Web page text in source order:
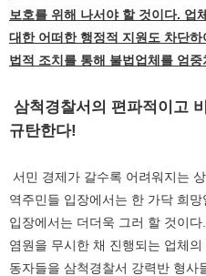
보호를 위해 나서야 할 것이다. 업
대한 어떠한 행정적 지원도 차단
법적 조치를 통해 불법업체를 엄
삼척경찰서의 편파적이고
규탄한다!
서민 경제가 갈수록 어려워지는
역주민들 입장에서는 한 가닥 희
입장에서는 더더욱 그러 할 것이
염원을 무시한 채 진행되는 업체
동자들을 삼척경찰서 강력반 형사